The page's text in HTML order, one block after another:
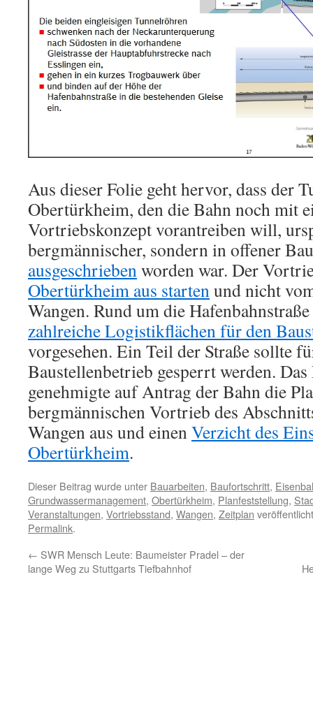
Aus dieser Folie geht hervor, dass der
Obertürkheim, den die Bahn noch mit
Vortriebskonzept vorantreiben will,
bergmännischer, sondern in offener
ausgeschriebenworden war. Der
Obertürkheim aus startenund nicht
Wangen. Rund um die
zahlreiche Logistikflächen für den
vorgesehen. Ein Teil der Straße sollte
Baustellenbetrieb gesperrt werden.
genehmigte auf Antrag der Bahn die
bergmännischen Vortrieb des
Wangen aus und einenVerzicht des
Obertürkheim.
Dieser Beitrag wurde unter Bauarbeiten, Baufortschritt,
Grundwassermanagement, Obertürkheim, Planfeststellung,
Veranstaltungen, Vortriebsstand, Wangen, Zeitplan
Permalink.
← SWR Mensch Leute: Baumeister Pradel – der
lange Weg zu Stuttgarts Tiefbahnhof